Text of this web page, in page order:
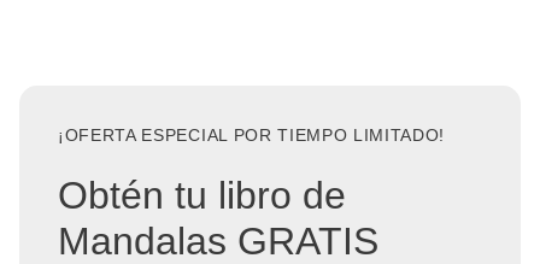
¡OFERTA ESPECIAL POR TIEMPO LIMITADO!
Obtén tu libro de
Mandalas GRATIS